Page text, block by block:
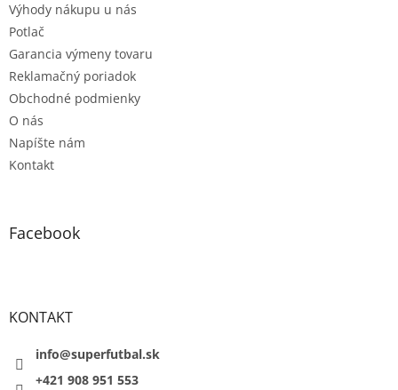
Výhody nákupu u nás
Potlač
Garancia výmeny tovaru
Reklamačný poriadok
Obchodné podmienky
O nás
Napíšte nám
Kontakt
Facebook
KONTAKT
info@superfutbal.sk
+421 908 951 553